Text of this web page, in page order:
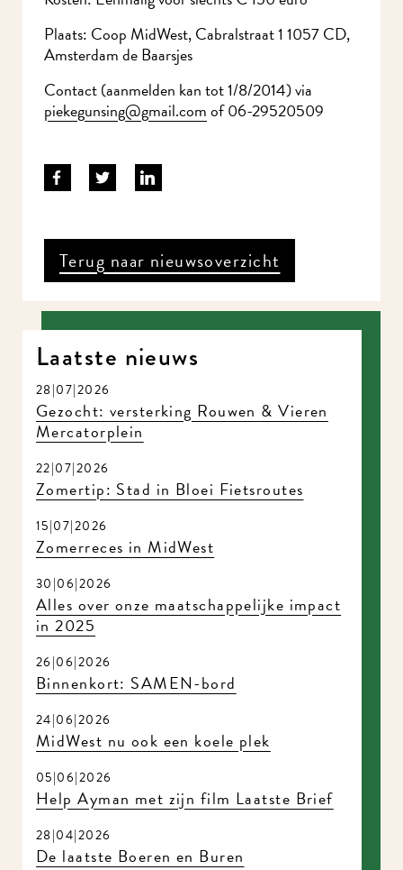
Plaats: Coop MidWest, Cabralstraat 1 1057 CD,
Amsterdam de Baarsjes
Contact (aanmelden kan tot 1/8/2014) via
piekegunsing@gmail.comof 06-29520509
Terug naar nieuwsoverzicht
Laatste nieuws
28|07|2026
Gezocht: versterking Rouwen & Vieren
Mercatorplein
22|07|2026
Zomertip: Stad in Bloei Fietsroutes
15|07|2026
Zomerreces in MidWest
30|06|2026
Alles over onze maatschappelijke impact
in 2025
26|06|2026
Binnenkort: SAMEN-bord
24|06|2026
MidWest nu ook een koele plek
05|06|2026
Help Ayman met zijn film Laatste Brief
28|04|2026
De laatste Boeren en Buren